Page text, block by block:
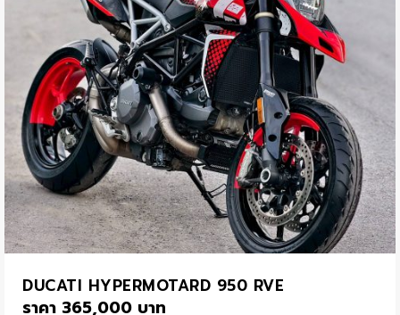
DUCATI HYPERMOTARD 950 RVE
ราคา 365,000 บาท